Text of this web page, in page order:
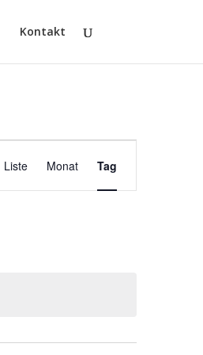
Kontakt
Veranstaltung
Ansichten-
Navigation
Liste Monat Tag